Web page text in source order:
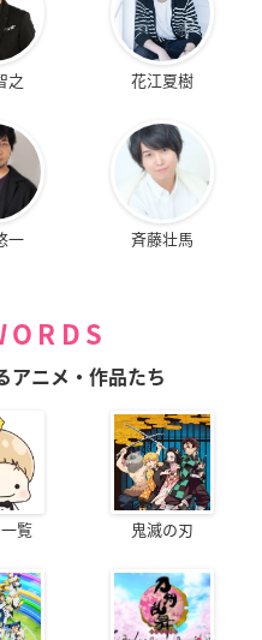
之 花江夏樹
一 斉藤壮馬
アニメ・作品たち
覧 鬼滅の刃